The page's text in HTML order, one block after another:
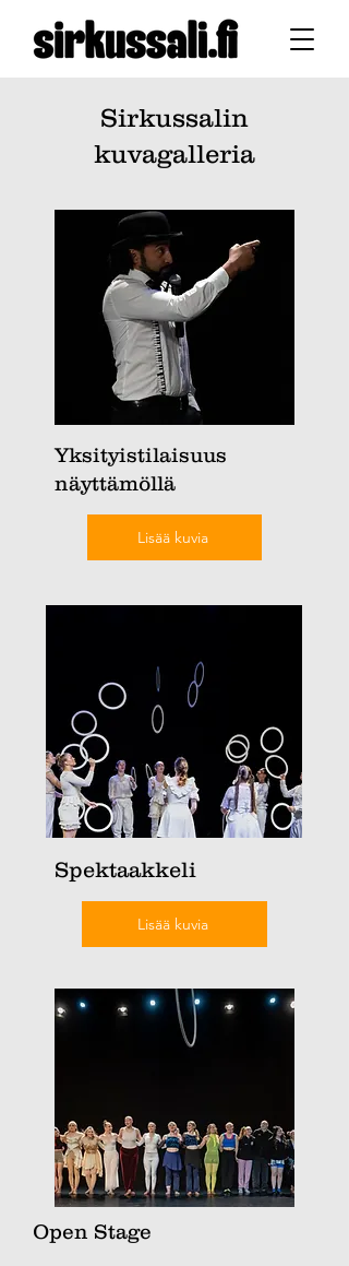
Sirkussalin
kuvagalleria
Yksityistilaisuus
näyttämöllä
Lisää kuvia
Spektaakkeli
Lisää kuvia
Open Stage